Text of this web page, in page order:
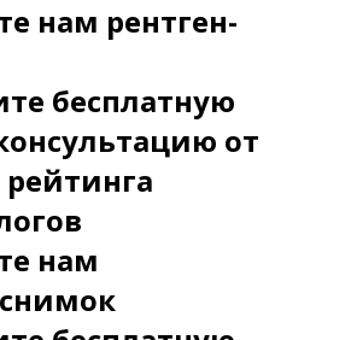
нам рентген-
бесплатную
от
нам